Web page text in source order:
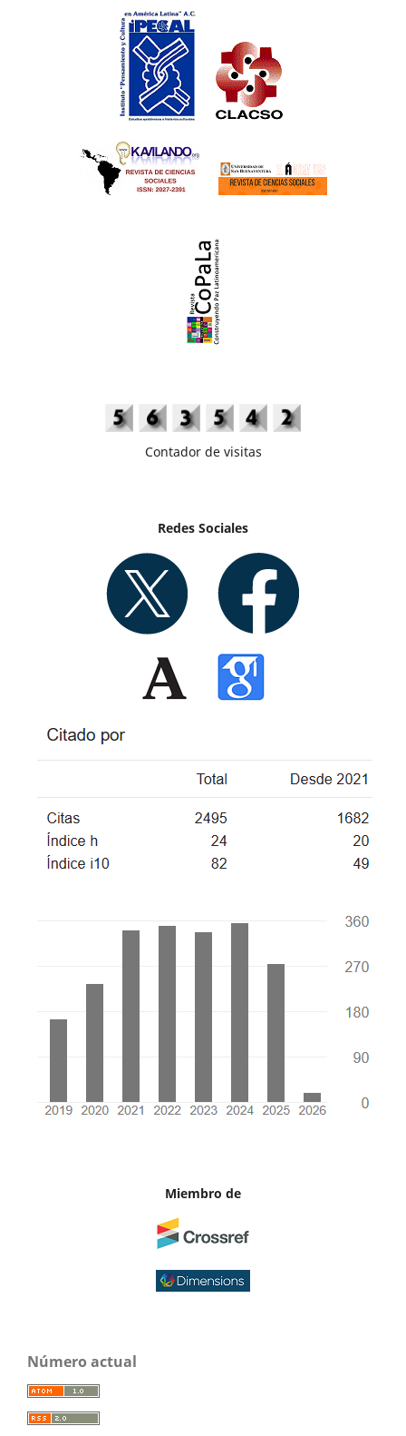
Contador de visitas
Redes Sociales
Miembro de
Número actual